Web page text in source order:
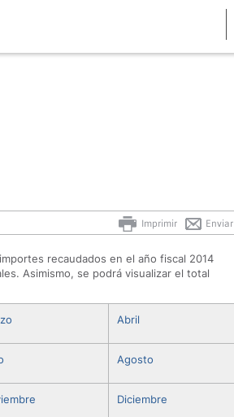
Enviar
Imprimir
recaudados en el año fiscal 2014
Asimismo, se podrá visualizar el total
Abril
Agosto
Diciembre